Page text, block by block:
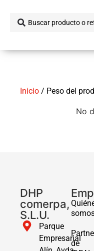
Inicio / Peso del
No
DHP
comerpa,
S.L.U.
Parque
Empresarial
de